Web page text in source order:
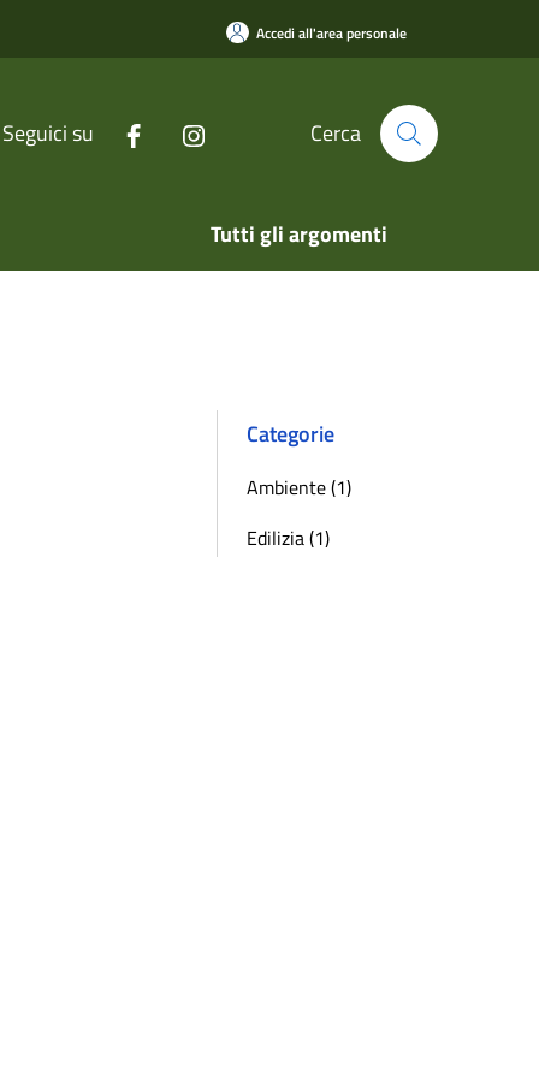
Accedi all'area personale
Seguici su Cerca
Tutti gli argomenti
Categorie
Ambiente (1)
Edilizia (1)